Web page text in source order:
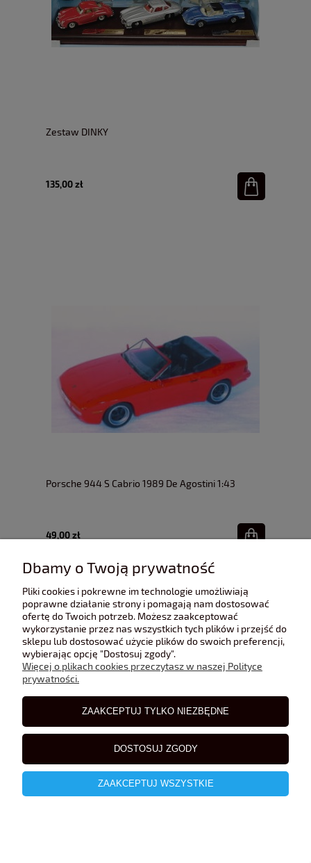
Zestaw DINKY
135,00 zł
Porsche 944 S Cabrio 1989 De Agostini 1:43
49,00 zł
Dbamy o Twoją prywatność
Pliki cookies i pokrewne im technologie umożliwiają
poprawne działanie strony i pomagają nam dostosować
ofertę do Twoich potrzeb. Możesz zaakceptować
wykorzystanie przez nas wszystkich tych plików i przejść do
sklepu lub dostosować użycie plików do swoich preferencji,
wybierając opcję "Dostosuj zgody".
Więcej o plikach cookies przeczytasz w naszej Polityce
prywatności.
ZAAKCEPTUJ TYLKO NIEZBĘDNE
DOSTOSUJ ZGODY
ZAAKCEPTUJ WSZYSTKIE